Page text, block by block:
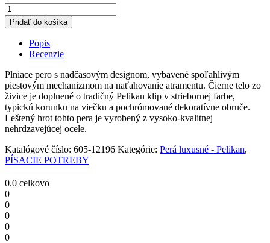
Classic
M205
atramentové
plniace
pero,
šírka
hrotu
M
(medium)
quantity
Pridať do košíka
Popis
Recenzie
Plniace pero s nadčasovým designom, vybavené spoľahlivým
piestovým mechanizmom na naťahovanie atramentu. Čierne telo zo
živice je doplnené o tradičný Pelikan klip v striebornej farbe,
typickú korunku na viečku a pochrómované dekoratívne obruče.
Leštený hrot tohto pera je vyrobený z vysoko-kvalitnej
nehrdzavejúcej ocele.
Katalógové číslo: 605-12196 Kategórie: Perá luxusné - Pelikan,
PÍSACIE POTREBY
0.0 celkovo
0
0
0
0
0